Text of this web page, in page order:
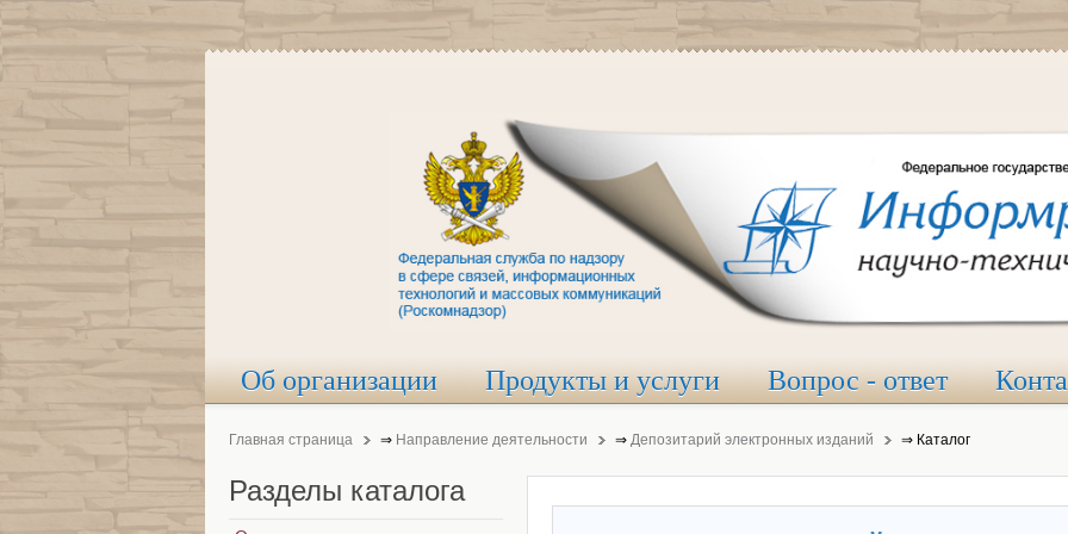
Об организации Продукты и услуги Вопрос - ответ
Главная страница ⇒ Направление деятельности ⇒ Депозитарий электронных изданий ⇒ Каталог
Разделы каталога